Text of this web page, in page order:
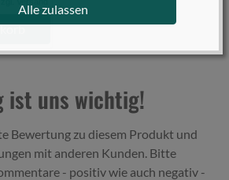
Alle zulassen
ist uns wichtig!
Bewertung zu diesem Produkt und
mit anderen Kunden. Bitte
- positiv wie auch negativ -